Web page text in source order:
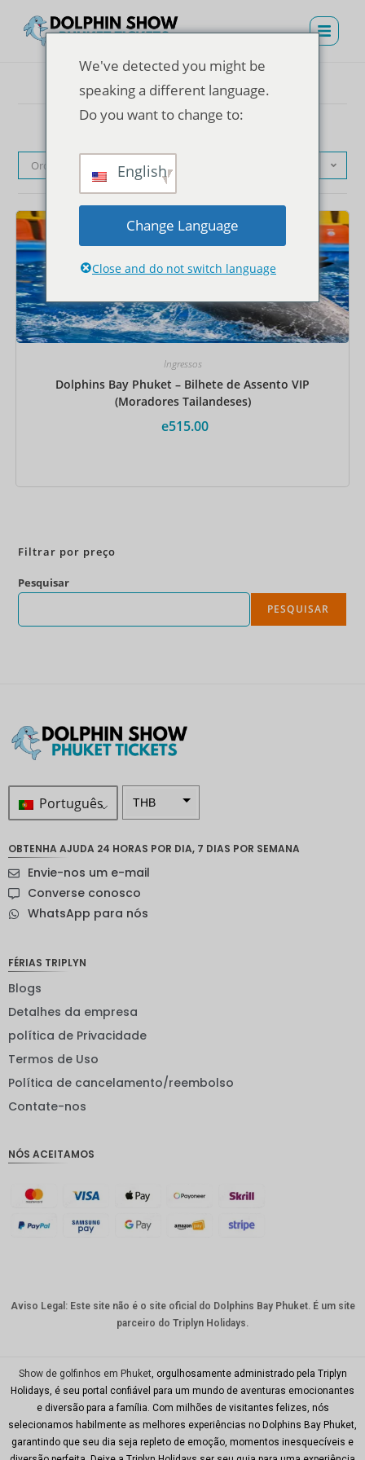
Ordenação padrão
Ingressos
Dolphins Bay Phuket – Bilhete de Assento VIP
(Moradores Tailandeses)
e515.00
Filtrar por preço
Pesquisar
PESQUISAR
Português THB
sueca
neozelan
ienes
EUR
suíço
australia
CNY
TWD
Minhas
Ries
OBTENHA AJUDA 24 HORAS POR DIA, 7 DIAS POR SEMANA
Envie-nos um e-mail
Converse conosco
WhatsApp para nós
FÉRIAS TRIPLYN
Blogs
Detalhes da empresa
política de Privacidade
Termos de Uso
Política de cancelamento/reembolso
Contate-nos
NÓS ACEITAMOS
Aviso Legal: Este site não é o site oficial do Dolphins Bay Phuket. É um site
parceiro do Triplyn Holidays.
Show de golfinhos em Phuket , orgulhosamente administrado pela Triplyn
Holidays, é seu portal confiável para um mundo de aventuras emocionantes
e diversão para a família. Com milhões de visitantes felizes, nós
selecionamos habilmente as melhores experiências no Dolphins Bay Phuket,
garantindo que seu dia seja repleto de emoção, momentos inesquecíveis e
We've detected you might be
speaking a different language.
Do you want to change to:
English
Change Language
Close and do not switch language